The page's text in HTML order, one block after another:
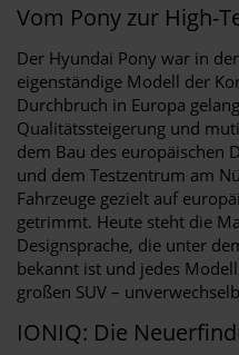
Vom Pony zur High-
Der Hyundai Pony war in
eigenständige Modell der
Durchbruch in Europa
Qualitätssteigerung und
dem Bau des europäischen
und dem Testzentrum am
Fahrzeuge gezielt auf
getrimmt. Heute steht die
Designsprache, die unter
bekannt ist und jedes
großen SUV –
IONIQ: Die